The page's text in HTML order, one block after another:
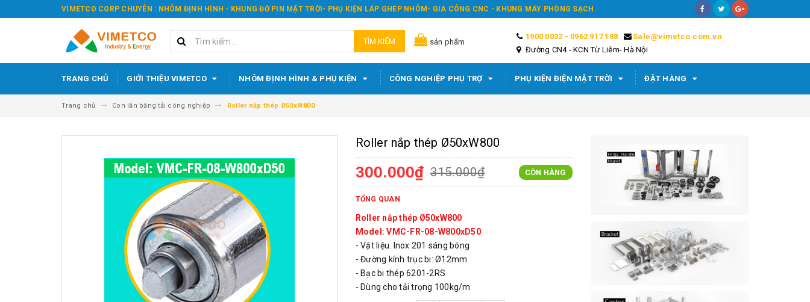
VIMETCO CORP CHUYÊN : NHÔM ĐỊNH HÌNH - KHUNG ĐỠ PIN MẶT TRỜI- PHỤ KIỆN LÁP GHÉP NHÔM- GIA CÔNG CNC - KHUNG MÁY PHÒNG SẠCH
TÌM KIẾM sản phẩm
1900 0032 - 0962 917 188
Sale@vimetco.com.vn
Đường CN4 - KCN Từ Liêm- Hà Nội
TRANG CHỦ GIỚI THIỆU VIMETCO NHÔM ĐỊNH HÌNH & PHỤ KIỆN CÔNG NGHIỆP PHỤ TRỢ PHỤ KIỆN ĐIỆN MẶT TRỜI ĐẶT HÀNG
Trang chủ Con lăn băng tải công nghiệp Roller nắp thép Ø50xW800
Roller nắp thép Ø50xW800
300.000₫ 315.000₫ CÒN HÀNG
TỔNG QUAN
Roller nắp thép Ø50xW800
Model: VMC-FR-08-W800xD50
- Vật liệu: Inox 201 sáng bóng
- Đường kính trục bi: Ø12mm
- Bạc bi thép 6201-2RS
- Dùng cho tải trọng 100kg/m